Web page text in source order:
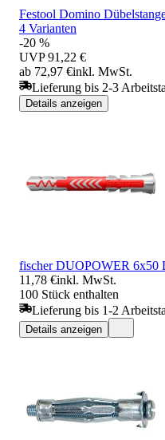
Festool Domino
4 Varianten
-20 %
UVP 91,22 €
ab 72,97 €inkl. MwSt.
Lieferung bis 2-3
Details anzeigen
fischer DUOPOWER 6x50
11,78 €inkl. MwSt.
100 Stück enthalten
Lieferung bis 1-2
Details anzeigen